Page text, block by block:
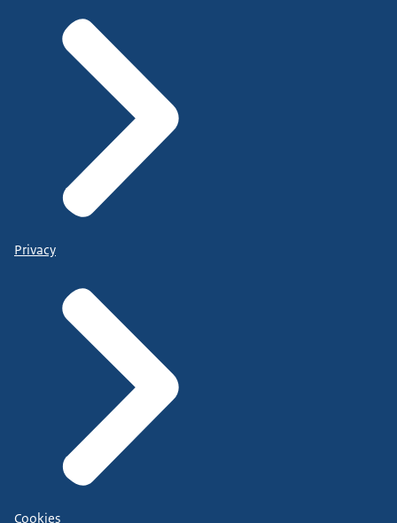
Privacy
Cookies